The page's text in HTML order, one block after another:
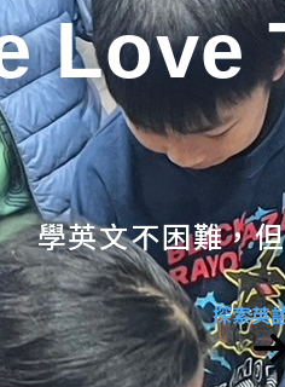
Love
學英文不困難，
探索英